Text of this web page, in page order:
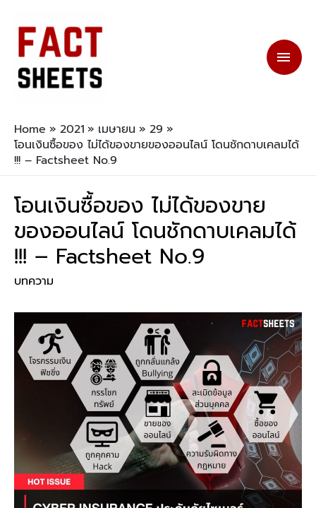
Home 2021 เมษายน
29
โอนเงินซื้อของ ไม่ได้ของขายของออนไลน์ โดนชักดาบเคลมได้
!!! – Factsheet No.9
โอนเงินซื้อของ ไม่ได้ของขาย
ของออนไลน์ โดนชักดาบเคลมได้
!!! – Factsheet No.9
บทความ